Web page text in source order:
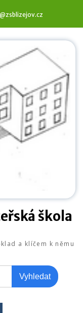
škola
a klíčem k němu